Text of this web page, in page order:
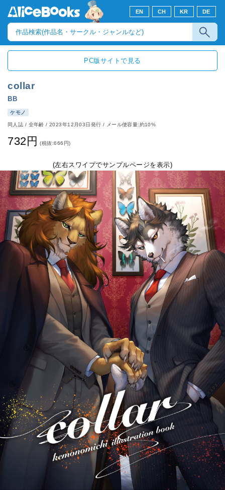
EN CH KR DE
PC版サイトで見る
collar
BB
ケモノ
同人誌 / 全年齢/2023年12月03日発行 / メール便容量:約10%
732円 (税抜:666円)
(左右スワイプでサンプルページを表示)